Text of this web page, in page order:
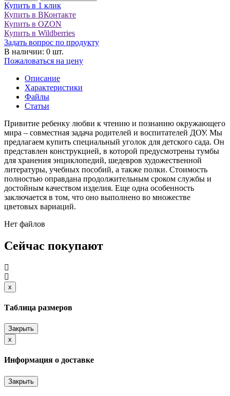
Купить в 1 клик
Купить в ВКонтакте
Купить в OZON
Купить в Wildberries
Задать вопрос по продукту
В наличии: 0 шт.
Пожаловаться на цену
Описание
Характеристики
Файлы
Статьи
Привитие ребенку любви к чтению и познанию окружающего
мира – совместная задача родителей и воспитателей ДОУ. Мы
предлагаем купить специальный уголок для детского сада. Он
представлен конструкцией, в которой предусмотрены тумбы
для хранения энциклопедий, шедевров художественной
литературы, учебных пособий, а также полки. Стоимость
полностью оправдана продолжительным сроком службы и
достойным качеством изделия. Еще одна особенность
заключается в том, что оно выполнено во множестве
цветовых вариаций.
Нет файлов
Сейчас покупают
x
Close
Таблица размеров
Закрыть
x
Close
Информация о доставке
Закрыть